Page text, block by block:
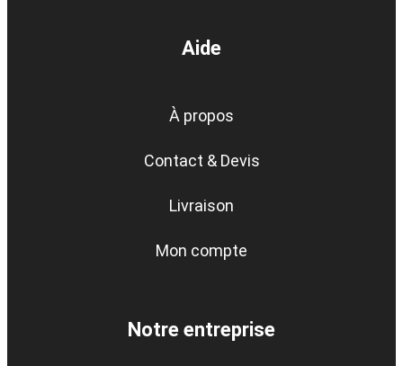
Aide
À propos
Contact & Devis
Livraison
Mon compte
Notre entreprise